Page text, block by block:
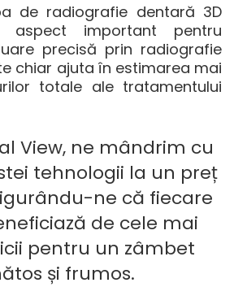
de radiografie dentară 3D
important pentru
precisă prin radiografie
chiar ajuta în estimarea mai
totale ale tratamentului
View, ne mândrim cu
tehnologii la un preț
ne că fiecare
de cele mai
pentru un zâmbet
și frumos.